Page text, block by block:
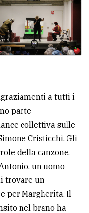
a tutti i
parte
collettiva sulle
Cristicchi. Gli
della canzone,
un uomo
trovare un
per Margherita. Il
nel brano ha